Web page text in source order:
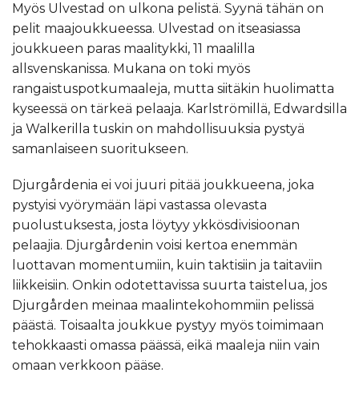
Myös Ulvestad on ulkona pelistä. Syynä tähän on
pelit maajoukkueessa. Ulvestad on itseasiassa
joukkueen paras maalitykki, 11 maalilla
allsvenskanissa. Mukana on toki myös
rangaistuspotkumaaleja, mutta siitäkin huolimatta
kyseessä on tärkeä pelaaja. Karlströmillä, Edwardsilla
ja Walkerilla tuskin on mahdollisuuksia pystyä
samanlaiseen suoritukseen.
Djurgårdenia ei voi juuri pitää joukkueena, joka
pystyisi vyörymään läpi vastassa olevasta
puolustuksesta, josta löytyy ykkösdivisioonan
pelaajia. Djurgårdenin voisi kertoa enemmän
luottavan momentumiin, kuin taktisiin ja taitaviin
liikkeisiin. Onkin odotettavissa suurta taistelua, jos
Djurgården meinaa maalintekohommiin pelissä
päästä. Toisaalta joukkue pystyy myös toimimaan
tehokkaasti omassa päässä, eikä maaleja niin vain
omaan verkkoon pääse.